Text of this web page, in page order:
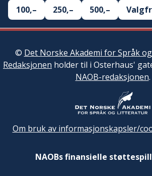
100,–
250,– 500,–
© Det Norske Akademi for Språk
Redaksjonen holder til i Osterhaus'
NAOB-redaksjonen.
Om bruk av informasjonskapsler/
NAOBs finansielle